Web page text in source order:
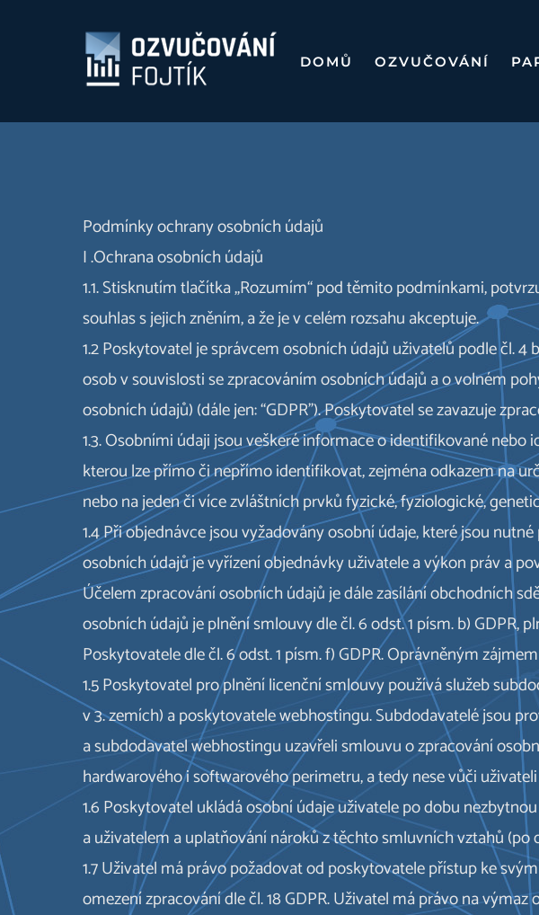
DOMŮ OZVUČOVÁNÍ
Podmínky ochrany osobních údajů
I .Ochrana osobních údajů
1.1. Stisknutím tlačítka „Rozumím“ pod těmito podmínkami,
souhlas s jejich zněním, a že je v celém rozsahu akceptuje.
1.2 Poskytovatel je správcem osobních údajů uživatelů podle čl.
osob v souvislosti se zpracováním osobních údajů a o volném
osobních údajů) (dále jen: “GDPR”). Poskytovatel se zavazuje
1.3. Osobními údaji jsou veškeré informace o identifikované
kterou lze přímo či nepřímo identifikovat, zejména odkazem na
nebo na jeden či více zvláštních prvků fyzické, fyziologické,
1.4 Při objednávce jsou vyžadovány osobní údaje, které jsou
osobních údajů je vyřízení objednávky uživatele a výkon práv a
Účelem zpracování osobních údajů je dále zasílání obchodních
osobních údajů je plnění smlouvy dle čl. 6 odst. 1 písm. b) GDPR,
Poskytovatele dle čl. 6 odst. 1 písm. f) GDPR. Oprávněným
1.5 Poskytovatel pro plnění licenční smlouvy používá služeb
v 3. zemích) a poskytovatele webhostingu. Subdodavatelé jsou
a subdodavatel webhostingu uzavřeli smlouvu o zpracování
hardwarového i softwarového perimetru, a tedy nese vůči
1.6 Poskytovatel ukládá osobní údaje uživatele po dobu
a uživatelem a uplatňování nároků z těchto smluvních vztahů
1.7 Uživatel má právo požadovat od poskytovatele přístup ke
omezení zpracování dle čl. 18 GDPR. Uživatel má právo na výmaz